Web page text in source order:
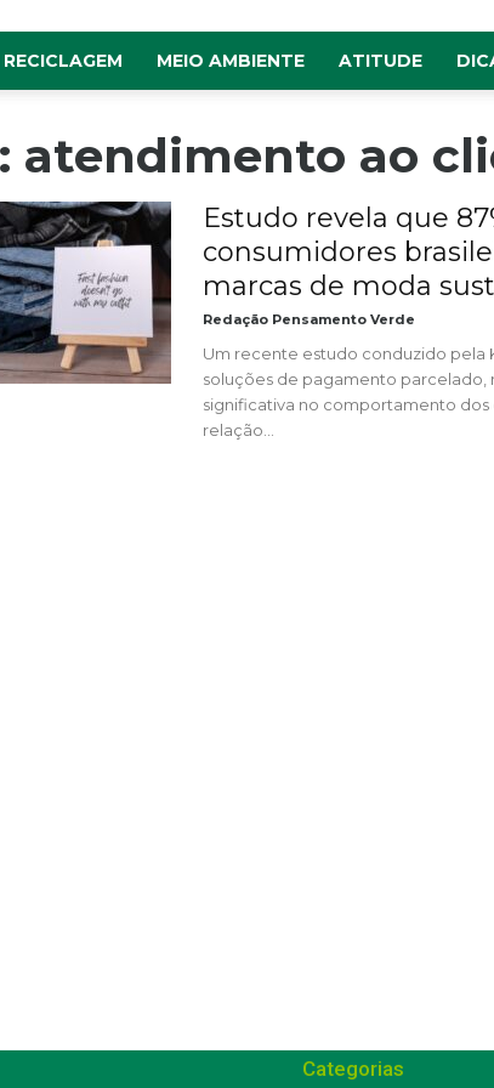
RECICLAGEM MEIO AMBIENTE ATITUDE
atendimento ao
Estudo revela que
consumidores
marcas de moda
Redação Pensamento Verde
Um recente estudo conduzido pela
soluções de pagamento parcelado,
significativa no comportamento dos
relação...
Categorias